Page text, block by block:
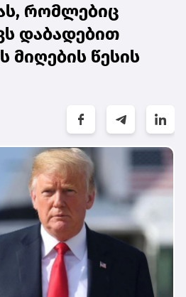
რომლებიც
დაბადებით
მიღების წესის